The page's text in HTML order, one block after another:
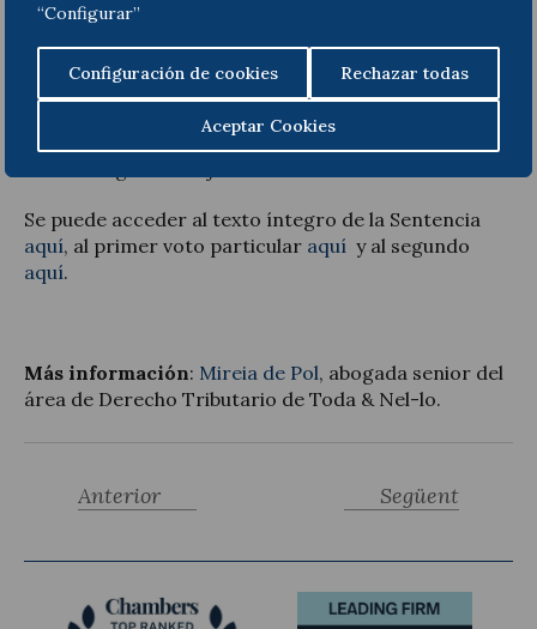
“Configurar”
Configuración de cookies Rechazar todas
Aceptar Cookies
particular concurrente del presidente del Tribunal,
D. Juan José González Rivas, y con otro formulado
por el magistrado D. Cándido Conde-Pumpido
Tourón, al que se adhiere la magistrada Dª. María
Se puede acceder al texto íntegro de la Sentencia
aquí, al primer voto particular aquí y al segundo
aquí.
Más información: Mireia de Pol, abogada senior del
área de Derecho Tributario de Toda & Nel-lo.
Següent
Anterior